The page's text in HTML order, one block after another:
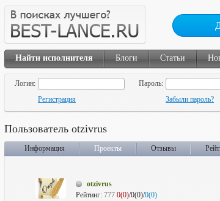
Найти исполнителя Блоги Статьи
Логин:
Пароль:
Регистрация
Забыли пароль?
Пользователь otzivrus
Информация Проекты Отзывы
otzivrus
Рейтинг: 777 0(0)/0(0)/0(0)